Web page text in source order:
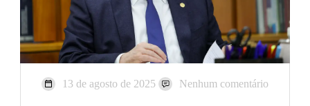
13 de agosto de 2025 Nenhum comentário